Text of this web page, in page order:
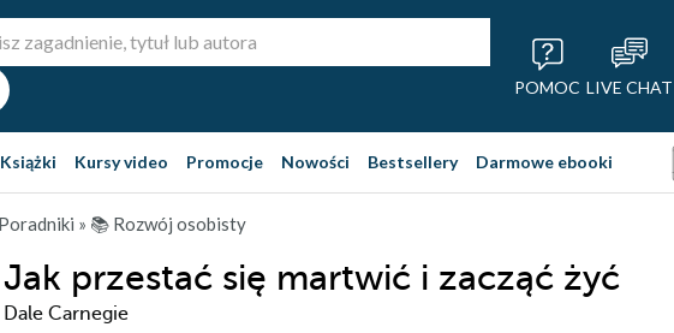
POMOC LIVE CHAT
Książki Kursy video Promocje Nowości Bestsellery Darmowe ebooki
Poradniki » 📚 Rozwój osobisty
Jak przestać się martwić i zacząć żyć
Dale Carnegie